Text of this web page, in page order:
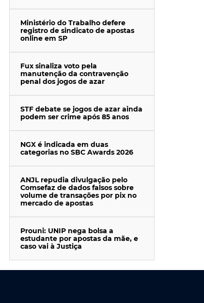
Ministério do Trabalho defere
registro de sindicato de apostas
online em SP
Fux sinaliza voto pela
manutenção da contravenção
penal dos jogos de azar
STF debate se jogos de azar ainda
podem ser crime após 85 anos
NGX é indicada em duas
categorias no SBC Awards 2026
ANJL repudia divulgação pelo
Comsefaz de dados falsos sobre
volume de transações por pix no
mercado de apostas
Prouni: UNIP nega bolsa a
estudante por apostas da mãe, e
caso vai à Justiça